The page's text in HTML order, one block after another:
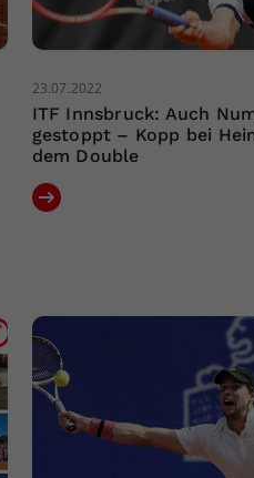
23.07.2022
ITF Innsbruck: Auch
gestoppt – Kopp bei
dem Double